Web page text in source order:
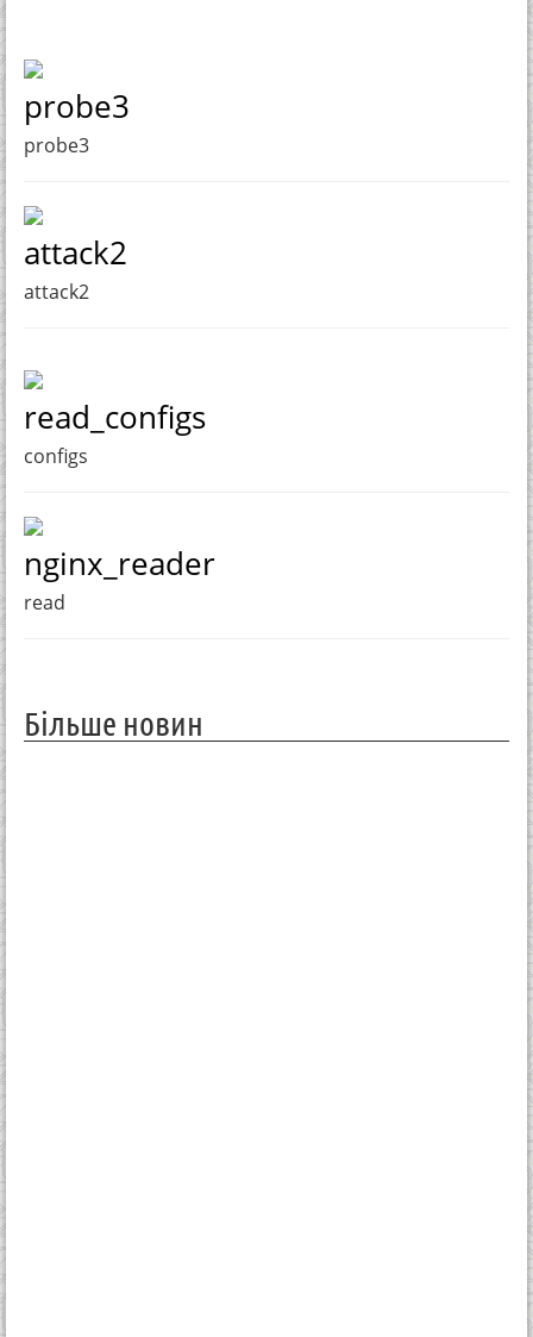
probe3
probe3
attack2
attack2
read_configs
configs
nginx_reader
read
Більше новин